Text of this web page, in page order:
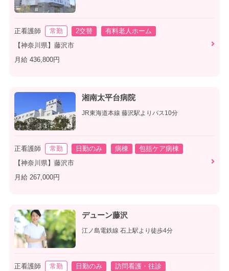
正看護師 常勤 2交替
有料老人ホーム
【神奈川県】藤沢市
月給 436,800円
湘南太平台病院
JR東海道本線 藤沢駅よりバス10分
正看護師 常勤 日勤のみ 病棟
包括ケア病棟
【神奈川県】藤沢市
月給 267,000円
デューン藤沢
江ノ島電鉄線 石上駅より徒歩4分
正看護師 常勤 日勤のみ
訪問看護・往診